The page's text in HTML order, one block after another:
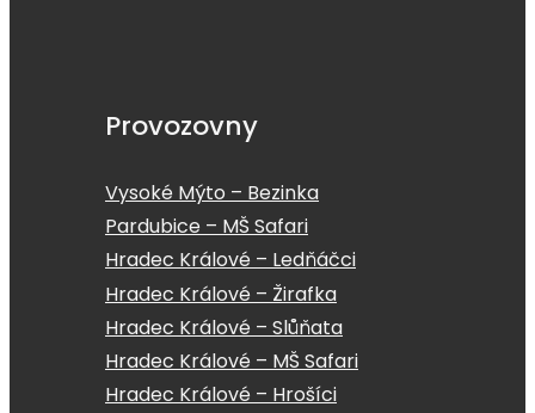
Provozovny
Vysoké Mýto – Bezinka
Pardubice – MŠ Safari
Hradec Králové – Ledňáčci
Hradec Králové – Žirafka
Hradec Králové – Slůňata
Hradec Králové – MŠ Safari
Hradec Králové – Hrošíci